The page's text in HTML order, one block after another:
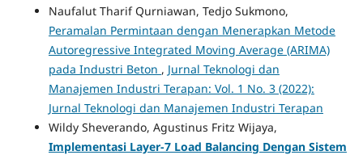
Naufalut Tharif Qurniawan, Tedjo Sukmono,
Peramalan Permintaan dengan Menerapkan Metode
Autoregressive Integrated Moving Average (ARIMA)
pada Industri Beton , Jurnal Teknologi dan
Manajemen Industri Terapan: Vol. 1 No. 3 (2022):
Jurnal Teknologi dan Manajemen Industri Terapan
Wildy Sheverando, Agustinus Fritz Wijaya,
Implementasi Layer-7 Load Balancing Dengan Sistem